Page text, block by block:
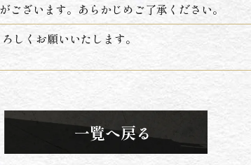
ざいます。あらかじめご了承ください。
しくお願いいたします。
一覧へ戻る